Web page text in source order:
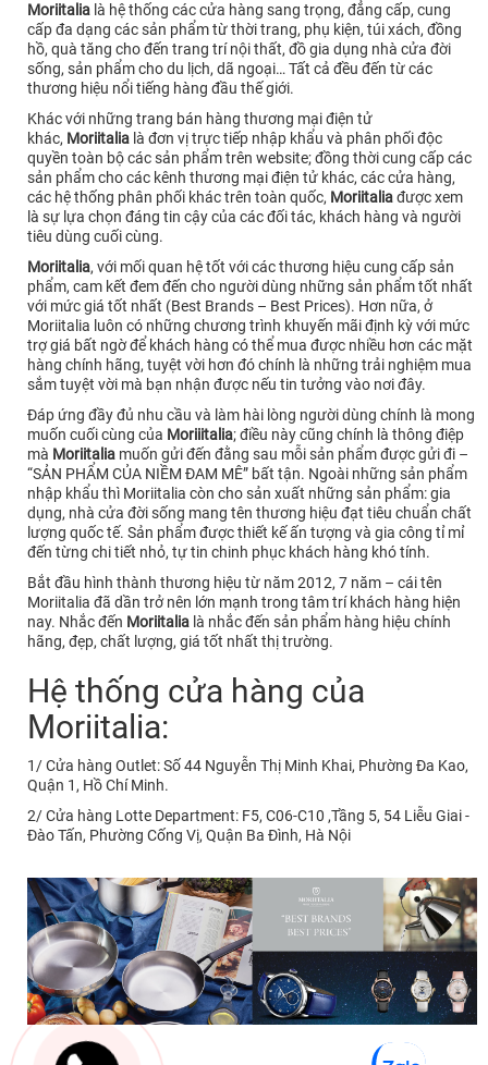
Moriitalia là hệ thống các cửa hàng sang trọng, đẳng cấp, cung
cấp đa dạng các sản phẩm từ thời trang, phụ kiện, túi xách, đồng
hồ, quà tăng cho đến trang trí nội thất, đồ gia dụng nhà cửa đời
sống, sản phẩm cho du lịch, dã ngoại… Tất cả đều đến từ các
thương hiệu nổi tiếng hàng đầu thế giới.
Khác với những trang bán hàng thương mại điện tử
khác, Moriitalia là đơn vị trực tiếp nhập khẩu và phân phối độc
quyền toàn bộ các sản phẩm trên website; đồng thời cung cấp các
sản phẩm cho các kênh thương mại điện tử khác, các cửa hàng,
các hệ thống phân phối khác trên toàn quốc, Moriitaliađược xem
là sự lựa chọn đáng tin cậy của các đối tác, khách hàng và người
tiêu dùng cuối cùng.
Moriitalia, với mối quan hệ tốt với các thương hiệu cung cấp sản
phẩm, cam kết đem đến cho người dùng những sản phẩm tốt nhất
với mức giá tốt nhất (Best Brands – Best Prices). Hơn nữa, ở
Moriitalia luôn có những chương trình khuyến mãi định kỳ với mức
trợ giá bất ngờ để khách hàng có thể mua được nhiều hơn các mặt
hàng chính hãng, tuyệt vời hơn đó chính là những trải nghiệm mua
sắm tuyệt vời mà bạn nhận được nếu tin tưởng vào nơi đây.
Đáp ứng đầy đủ nhu cầu và làm hài lòng người dùng chính là mong
muốn cuối cùng của Moriiitalia; điều này cũng chính là thông điệp
mà Moriitalia muốn gửi đến đằng sau mỗi sản phẩm được gửi đi –
“SẢN PHẨM CỦA NIỀM ĐAM MÊ” bất tận. Ngoài những sản phẩm
nhập khẩu thì Moriitalia còn cho sản xuất những sản phẩm: gia
dụng, nhà cửa đời sống mang tên thương hiệu đạt tiêu chuẩn chất
lượng quốc tế. Sản phẩm được thiết kế ấn tượng và gia công tỉ mỉ
đến từng chi tiết nhỏ, tự tin chinh phục khách hàng khó tính.
Bắt đầu hình thành thương hiệu từ năm 2012, 7 năm – cái tên
Moriitalia đã dần trở nên lớn mạnh trong tâm trí khách hàng hiện
nay. Nhắc đến Moriitalia là nhắc đến sản phẩm hàng hiệu chính
hãng, đẹp, chất lượng, giá tốt nhất thị trường.
Hệ thống cửa hàng của
Moriitalia:
1/ Cửa hàng Outlet: Số 44 Nguyễn Thị Minh Khai, Phường Đa Kao,
Quận 1, Hồ Chí Minh.
2/ Cửa hàng Lotte Department: F5, C06-C10 ,Tầng 5, 54 Liễu Giai -
Đào Tấn, Phường Cống Vị, Quận Ba Đình, Hà Nội